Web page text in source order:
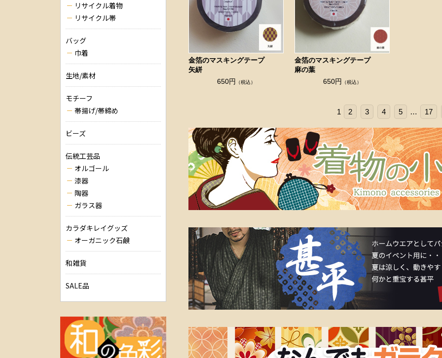
金箔のマスキングテープ
矢絣
650円 （税込）
金箔のマスキングテープ
麻の葉
650円 （税込）
1 2 3 4 5 … 17
リサイクル着物
リサイクル帯
バッグ
巾着
生地/素材
モチーフ
帯揚げ/帯締め
ビーズ
伝統工芸品
オルゴール
漆器
陶器
ガラス器
カラダキレイグッズ
オーガニック石鹸
和雑貨
SALE品